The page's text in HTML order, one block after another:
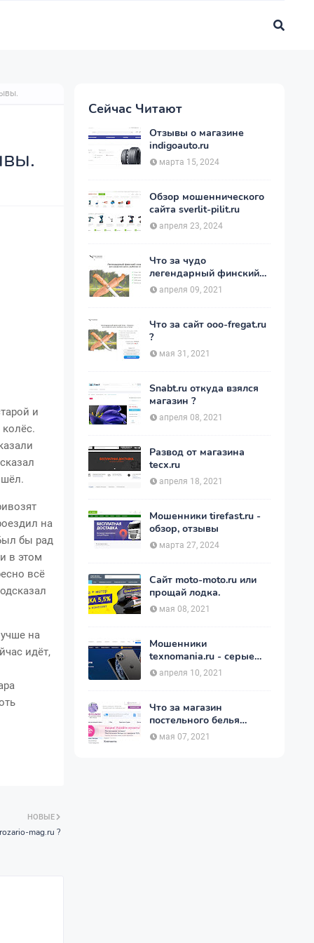
и
на
бы рад
в этом
всё
на
идёт,
НОВЫЕ
mag.ru ?
Сейчас Читают
Отзывы о магазине
indigoauto.ru
марта 15, 2024
Обзор мошеннического
сайта sverlit-pilit.ru
апреля 23, 2024
Что за чудо
легендарный финский
нож - Пуукко ?
апреля 09, 2021
Что за сайт ooo-fregat.ru
?
мая 31, 2021
Snabt.ru откуда взялся
магазин ?
апреля 08, 2021
Развод от магазина
tecx.ru
апреля 18, 2021
Мошенники tirefast.ru -
обзор, отзывы
марта 27, 2024
Сайт moto-moto.ru или
прощай лодка.
мая 08, 2021
Мошенники
texnomania.ru - серые
телефоны по низкой
цене.
апреля 10, 2021
Что за магазин
постельного белья
postelnierus.ru ?
мая 07, 2021